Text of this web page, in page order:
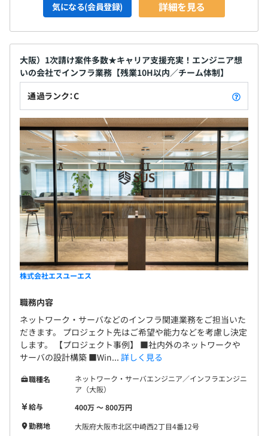
気になる(会員登録) 詳細を見る
大阪）1次請け案件多数★キャリア支援充実！エンジニア想
いの会社でインフラ業務【残業10H以内／チーム体制】
通過ランク：C
株式会社エスユーエス
職務内容
ネットワーク・サーバなどのインフラ関連業務をご担当いた
だきます。 プロジェクト先はご希望や能力などを考慮し決定
します。 【プロジェクト事例】 ■社内外のネットワークや
サーバの設計構築 ■Win... 詳しく見る
職種名
ネットワーク・サーバエンジニア／インフラエンジニ
ア（大阪）
給与
400万 〜 800万円
勤務地
大阪府大阪市北区中崎西2丁目4番12号